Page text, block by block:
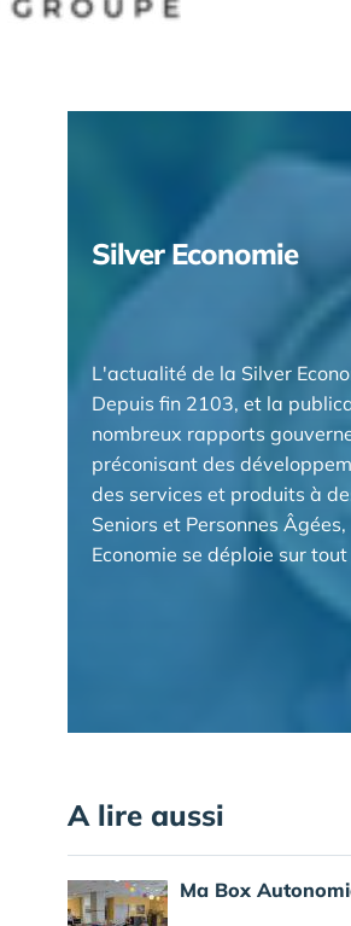
Silver Economie
L'actualité de la Silver
Depuis fin 2103, et la
nombreux rapports
préconisant des
des services et produits à
Seniors et Personnes
Economie se déploie sur
A lire aussi
Ma Box